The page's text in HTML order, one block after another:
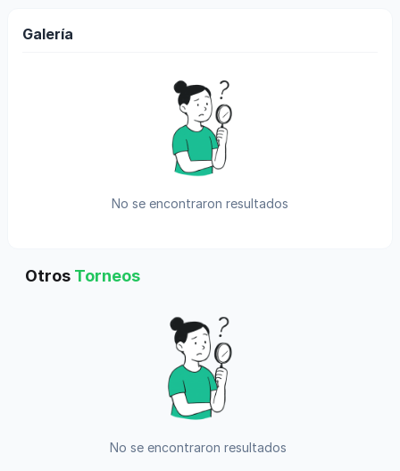
Galería
No se encontraron resultados
Otros Torneos
No se encontraron resultados